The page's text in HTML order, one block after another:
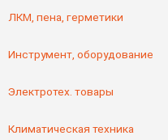
ЛКМ, пена, герметики
Инструмент, оборудование
Электротех. товары
Климатическая техника